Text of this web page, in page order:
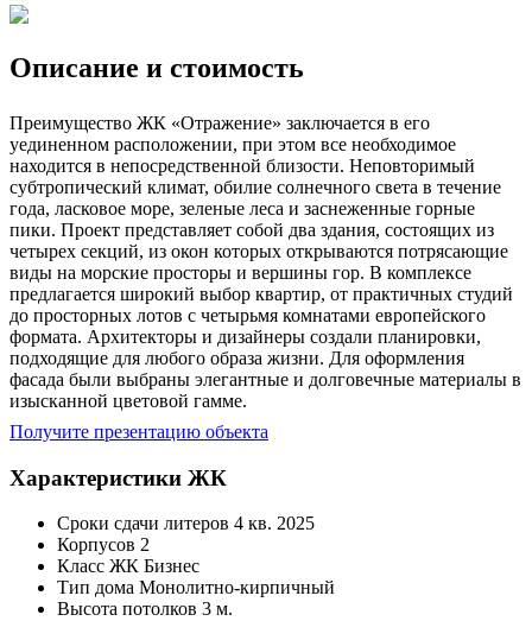
Описание и стоимость
Преимущество ЖК «Отражение» заключается в его
уединенном расположении, при этом все необходимое
находится в непосредственной близости. Неповторимый
субтропический климат, обилие солнечного света в течение
года, ласковое море, зеленые леса и заснеженные горные
пики. Проект представляет собой два здания, состоящих из
четырех секций, из окон которых открываются потрясающие
виды на морские просторы и вершины гор. В комплексе
предлагается широкий выбор квартир, от практичных студий
до просторных лотов с четырьмя комнатами европейского
формата. Архитекторы и дизайнеры создали планировки,
подходящие для любого образа жизни. Для оформления
фасада были выбраны элегантные и долговечные материалы в
изысканной цветовой гамме.
Получите презентацию объекта
Характеристики ЖК
Сроки сдачи литеров 4 кв. 2025
Корпусов 2
Класс ЖК Бизнес
Тип дома Монолитно-кирпичный
Высота потолков 3 м.